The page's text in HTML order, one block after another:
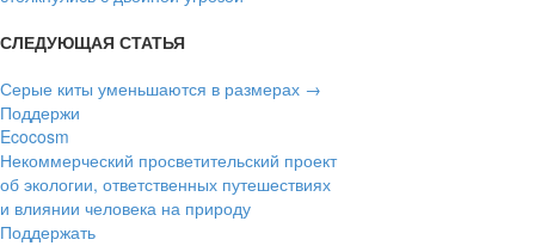
СЛЕДУЮЩАЯ СТАТЬЯ
Серые киты уменьшаются в размерах →
Поддержи
Ecocosm
Некоммерческий просветительский проект
об экологии, ответственных путешествиях
и влиянии человека на природу
Поддержать